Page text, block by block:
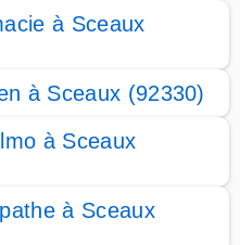
à Sceaux
à Sceaux (92330)
à Sceaux
à Sceaux